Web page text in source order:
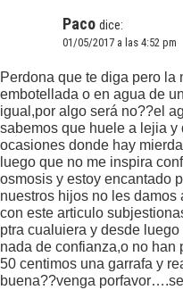
Paco dice:
01/05/2017 a las 4:52 pm
Perdona que te diga pero la
embotellada o en agua de
igual,por algo será no??el
sabemos que huele a lejia
ocasiones donde hay
luego que no me inspira
osmosis y estoy encantado
nuestros hijos no les
con este articulo
ptra cualuiera y desde
nada de confianza,o no
50 centimos una garrafa y
buena??venga